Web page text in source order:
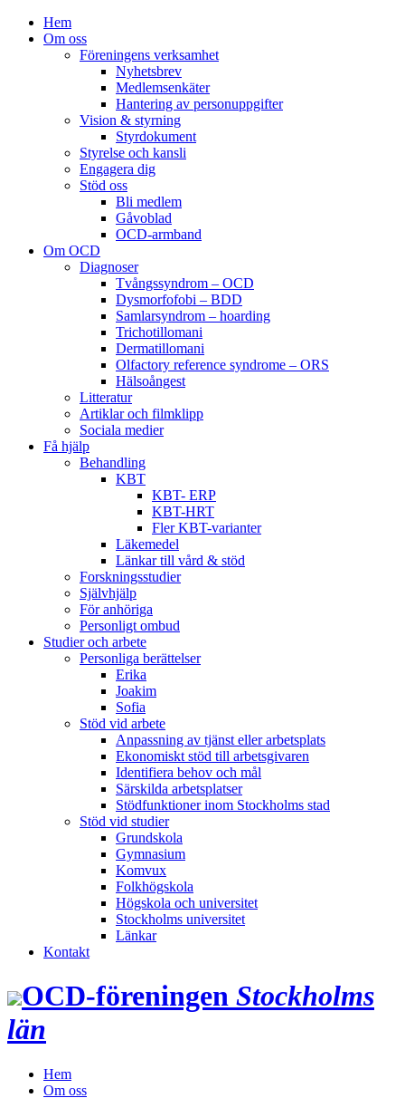
Hem
Om oss
Föreningens verksamhet
Nyhetsbrev
Medlemsenkäter
Hantering av personuppgifter
Vision & styrning
Styrdokument
Styrelse och kansli
Engagera dig
Stöd oss
Bli medlem
Gåvoblad
OCD-armband
Om OCD
Diagnoser
Tvångssyndrom – OCD
Dysmorfofobi – BDD
Samlarsyndrom – hoarding
Trichotillomani
Dermatillomani
Olfactory reference syndrome – ORS
Hälsoångest
Litteratur
Artiklar och filmklipp
Sociala medier
Få hjälp
Behandling
KBT
KBT- ERP
KBT-HRT
Fler KBT-varianter
Läkemedel
Länkar till vård & stöd
Forskningsstudier
Självhjälp
För anhöriga
Personligt ombud
Studier och arbete
Personliga berättelser
Erika
Joakim
Sofia
Stöd vid arbete
Anpassning av tjänst eller arbetsplats
Ekonomiskt stöd till arbetsgivaren
Identifiera behov och mål
Särskilda arbetsplatser
Stödfunktioner inom Stockholms stad
Stöd vid studier
Grundskola
Gymnasium
Komvux
Folkhögskola
Högskola och universitet
Stockholms universitet
Länkar
Kontakt
OCD‑föreningen Stockholms
län
Hem
Om oss